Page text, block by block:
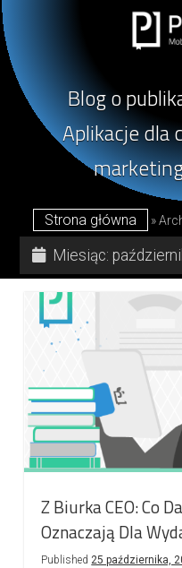
Publikowanie
Mobile
Blog
przez
Blog o
Aplikacje dla
Strona główna »
Miesiąc:
Z Biurka CEO: Co
Oznaczają Dla
Published25 października,